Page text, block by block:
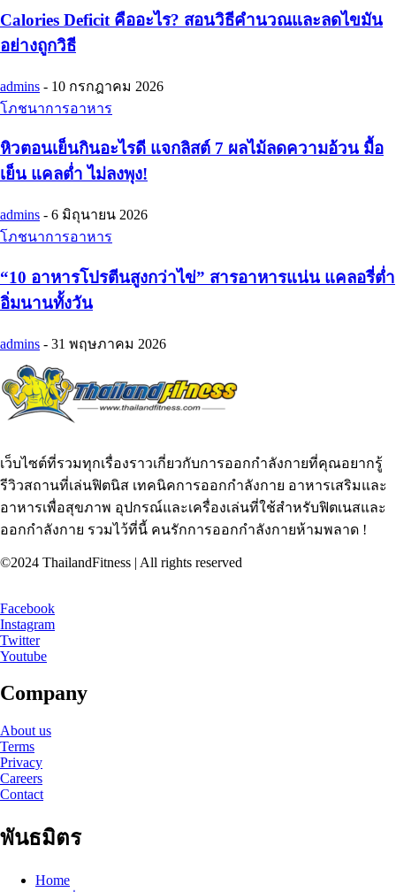
Calories Deficit คืออะไร? สอนวิธีคำนวณและลดไขมัน
อย่างถูกวิธี
admins - 10 กรกฎาคม 2026
โภชนาการอาหาร
หิวตอนเย็นกินอะไรดี แจกลิสต์ 7 ผลไม้ลดความอ้วน มื้อ
เย็น แคลต่ำ ไม่ลงพุง!
admins - 6 มิถุนายน 2026
โภชนาการอาหาร
“10 อาหารโปรตีนสูงกว่าไข่” สารอาหารแน่น แคลอรี่ต่ำ
อิ่มนานทั้งวัน
admins - 31 พฤษภาคม 2026
เว็บไซต์ที่รวมทุกเรื่องราวเกี่ยวกับการออกกำลังกายที่คุณอยากรู้
รีวิวสถานที่เล่นฟิตนิส เทคนิคการออกกำลังกาย อาหารเสริมและ
อาหารเพื่อสุขภาพ อุปกรณ์และเครื่องเล่นที่ใช้สำหรับฟิตเนสและ
ออกกำลังกาย รวมไว้ที่นี้ คนรักการออกกำลังกายห้ามพลาด !
©2024 ThailandFitness | All rights reserved
Facebook
Instagram
Twitter
Youtube
Company
About us
Terms
Privacy
Careers
Contact
พันธมิตร
Home